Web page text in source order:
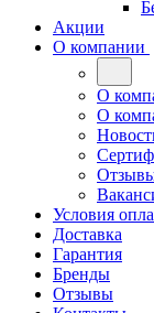
Акции
О компании
О
О
Условия
Доставка
Гарантия
Бренды
Отзывы